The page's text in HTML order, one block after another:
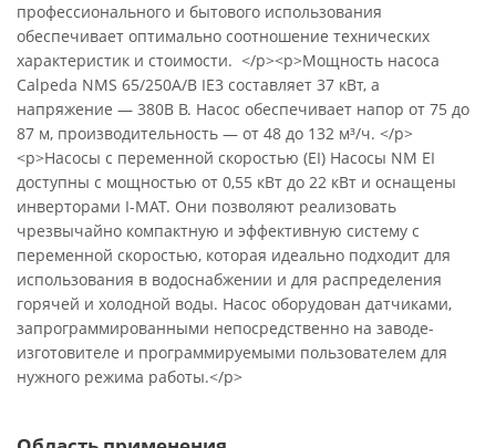
профессионального и бытового использования
обеспечивает оптимально соотношение технических
характеристик и стоимости. </p><p>Мощность насоса
Calpeda NMS 65/250A/B IE3 составляет 37 кВт, а
напряжение — 380В В. Насос обеспечивает напор от 75 до
87 м, производительность — от 48 до 132 м³/ч. </p>
<p>Насосы с переменной скоростью (EI) Насосы NM EI
доступны с мощностью от 0,55 кВт до 22 кВт и оснащены
инверторами I-MAT. Они позволяют реализовать
чрезвычайно компактную и эффективную систему с
переменной скоростью, которая идеально подходит для
использования в водоснабжении и для распределения
горячей и холодной воды. Насос оборудован датчиками,
запрограммированными непосредственно на заводе-
изготовителе и программируемыми пользователем для
нужного режима работы.</p>